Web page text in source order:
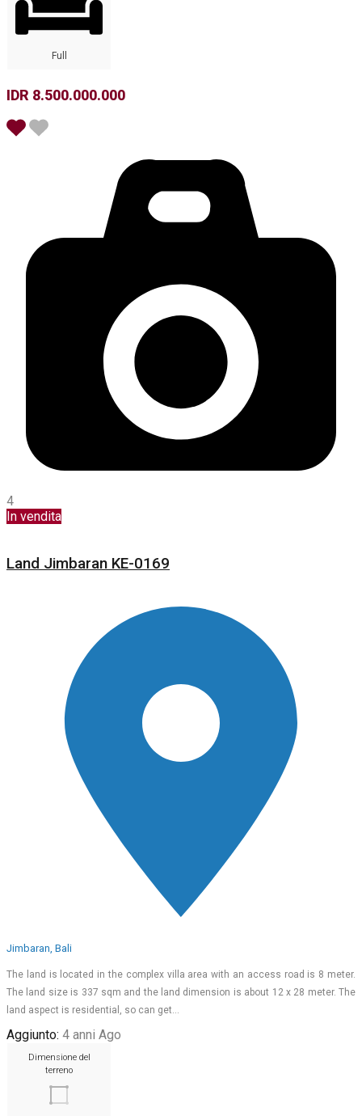
Full
IDR 8.500.000.000
4
In vendita
Land Jimbaran KE-0169
Jimbaran, Bali
The land is located in the complex villa area with an access road is 8 meter.
The land size is 337 sqm and the land dimension is about 12 x 28 meter. The
land aspect is residential, so can get…
Aggiunto: 4 anni Ago
Dimensione del
terreno